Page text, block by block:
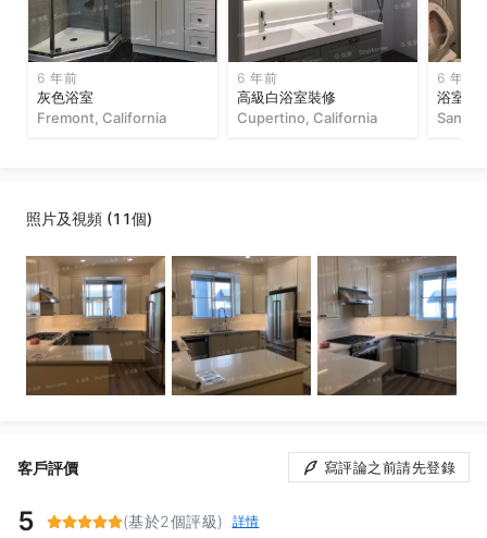
6 年前
灰色浴室
Fremont, California
6 年前
高級白浴室裝修
Cupertino, California
6 年前
浴室裝
San
照片及視頻 (11個)
客戶評價 寫評論之前請先登錄
5 (基於2個評級) 詳情